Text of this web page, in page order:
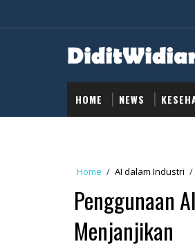
HOME NEWS
Home / AI dalam Industri /
Penggunaan
Menjanjikan